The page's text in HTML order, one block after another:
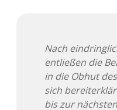
Nach
entließen die
in die Obhut
sich
bis zur